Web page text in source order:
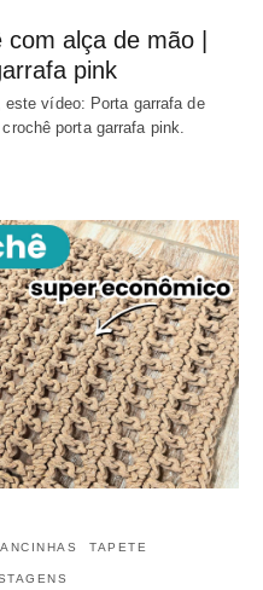
alça de mão |
pink
vídeo: Porta garrafa de
porta garrafa pink.
TAPETE